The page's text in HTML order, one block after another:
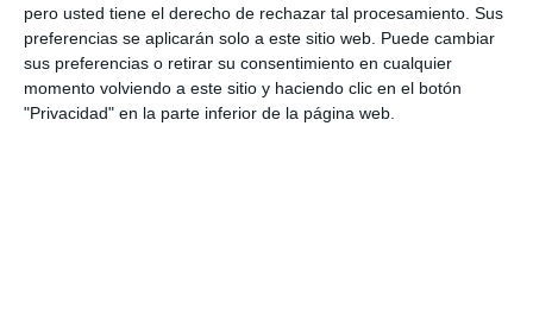
pero usted tiene el derecho de rechazar tal procesamiento. Sus
preferencias se aplicarán solo a este sitio web. Puede cambiar
sus preferencias o retirar su consentimiento en cualquier
momento volviendo a este sitio y haciendo clic en el botón
"Privacidad" en la parte inferior de la página web.
información que la del año pasado".
Si quiere recibir diariamente y GRATIS noticias como
esta, pinche aquí